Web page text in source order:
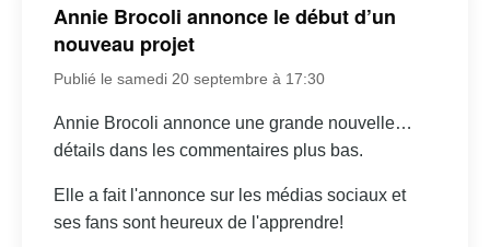
Annie Brocoli annonce le début d’un
nouveau projet
Publié le samedi 20 septembre à 17:30
Annie Brocoli annonce une grande nouvelle…
détails dans les commentaires plus bas.
Elle a fait l'annonce sur les médias sociaux et
ses fans sont heureux de l'apprendre!